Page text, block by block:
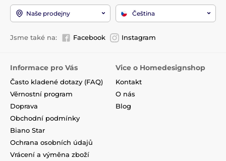
Naše prodejny Čeština
Jsme také na: Facebook Instagram
Informace pro Vás
Často kladené dotazy (FAQ)
Věrnostní program
Doprava
Obchodní podmínky
Biano Star
Ochrana osobních údajů
Vrácení a výměna zboží
Vice o Homedesignshop
Kontakt
O nás
Blog